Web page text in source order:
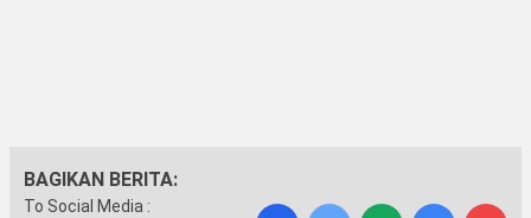
BAGIKAN BERITA:
To Social Media :